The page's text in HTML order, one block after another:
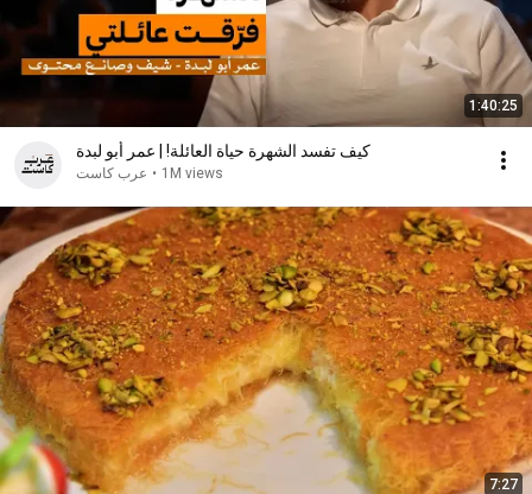
1:40:25
كيف تفسد الشهرة حياة العائلة! | عمر أبو لبدة
عرب كاست • 1M views
7:27